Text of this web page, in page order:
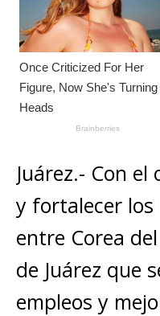
Juárez.- Con
y fortalecer los
entre Corea
de Juárez que
empleos y